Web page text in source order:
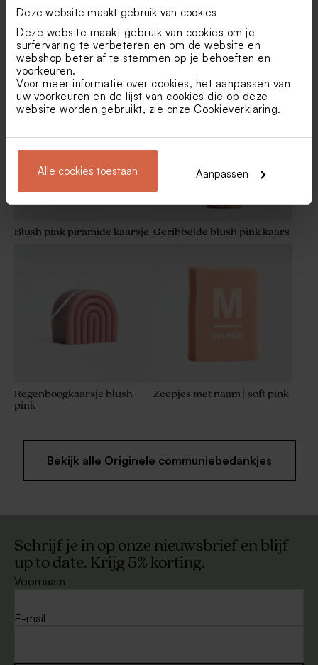
Deze website maakt gebruik van cookies
Deze website maakt gebruik van cookies om je
surfervaring te verbeteren en om de website en
webshop beter af te stemmen op je behoeften en
voorkeuren.
Voor meer informatie over cookies, het aanpassen van
uw voorkeuren en de lijst van cookies die op deze
website worden gebruikt, zie onze Cookieverklaring.
Alle cookies toestaan Aanpassen
Roze bellenblaas
Pink Cloud ronde roze
Blush pink piramide kaarsje
Limited edition
Geribbelde blush pink kaars
Regenboogkaarsje blush
pink
Zeepjes met naam | soft pink
Bekijk alle Originele communiebedankjes
Schrijf je in op onze nieuwsbrief en blijf
up to date. Krijg 5% korting.
Voornaam
E-mail